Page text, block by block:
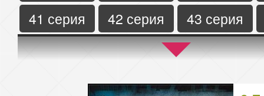
41 серия
42 серия
43 серия
45 серия
46 серия
47 серия
50 серия
51 серия